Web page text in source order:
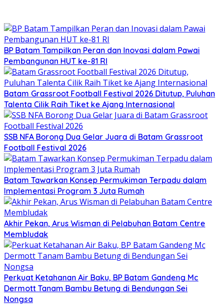
BP Batam Tampilkan Peran dan Inovasi dalam Pawai
Pembangunan HUT ke-81 RI
Batam Grassroot Football Festival 2026 Ditutup, Puluhan
Talenta Cilik Raih Tiket ke Ajang Internasional
SSB NFA Borong Dua Gelar Juara di Batam Grassroot
Football Festival 2026
Batam Tawarkan Konsep Permukiman Terpadu dalam
Implementasi Program 3 Juta Rumah
Akhir Pekan, Arus Wisman di Pelabuhan Batam Centre
Membludak
Perkuat Ketahanan Air Baku, BP Batam Gandeng Mc
Dermott Tanam Bambu Betung di Bendungan Sei
Nongsa